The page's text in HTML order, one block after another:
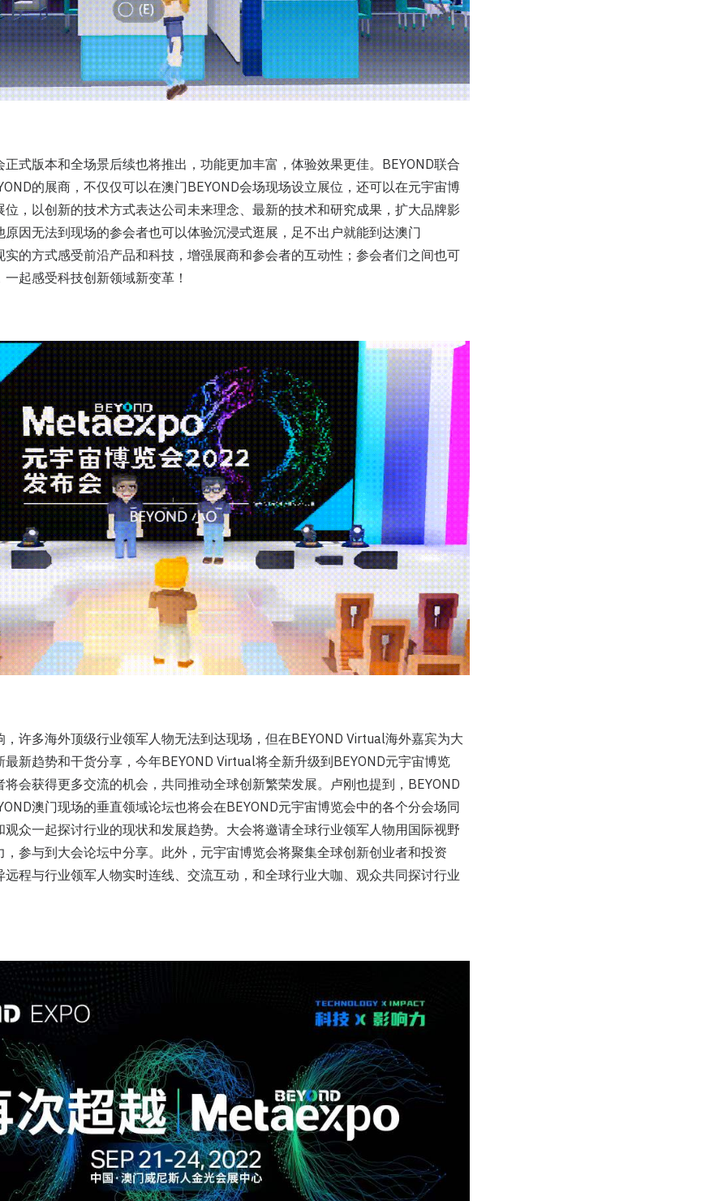
正式版本和全场景后续也将推出，功能更加丰富，体验效果更佳。BEYOND联合
的展商，不仅仅可以在澳门BEYOND会场现场设立展位，还可以在元宇宙博
位，以创新的技术方式表达公司未来理念、最新的技术和研究成果，扩大品牌影
因无法到现场的参会者也可以体验沉浸式逛展，足不出户就能到达澳门
实的方式感受前沿产品和科技，增强展商和参会者的互动性；参会者们之间也可
起感受科技创新领域新变革！
许多海外顶级行业领军人物无法到达现场，但在BEYOND Virtual海外嘉宾为大
新趋势和干货分享，今年BEYOND Virtual将全新升级到BEYOND元宇宙博览
会获得更多交流的机会，共同推动全球创新繁荣发展。卢刚也提到，BEYOND
澳门现场的垂直领域论坛也将会在BEYOND元宇宙博览会中的各个分会场同
观众一起探讨行业的现状和发展趋势。大会将邀请全球行业领军人物用国际视野
参与到大会论坛中分享。此外，元宇宙博览会将聚集全球创新创业者和投资
程与行业领军人物实时连线、交流互动，和全球行业大咖、观众共同探讨行业